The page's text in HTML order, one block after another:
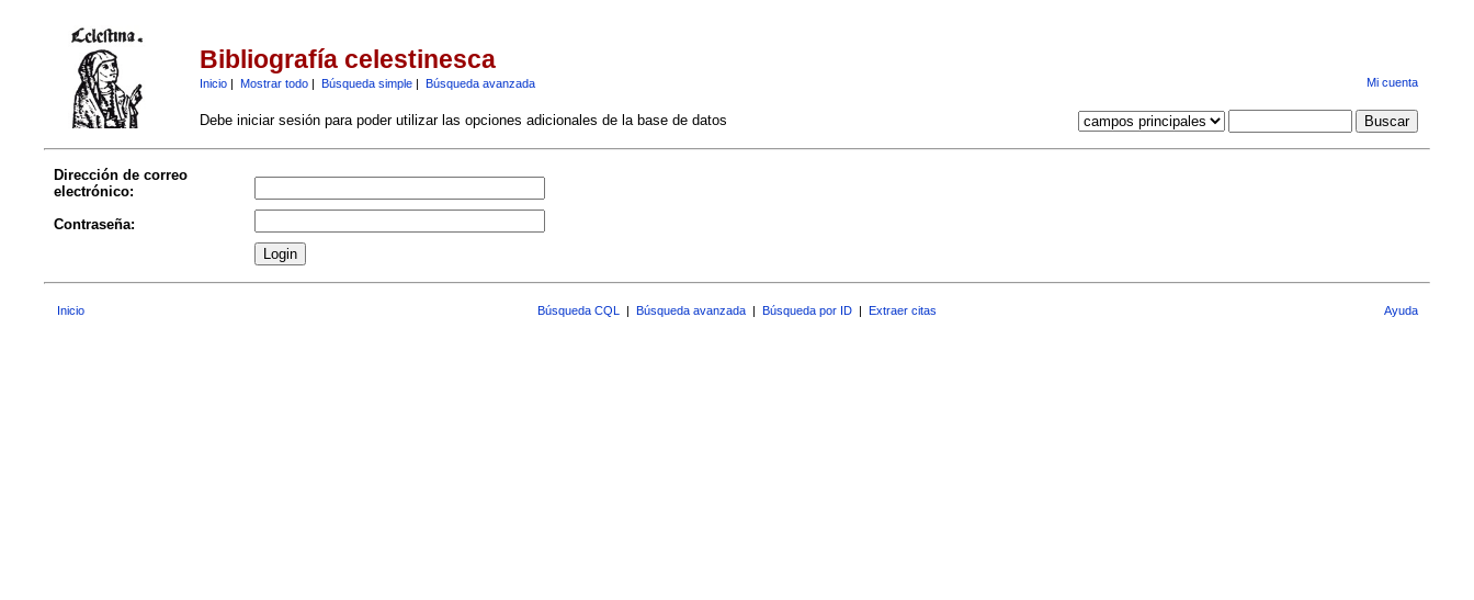
Bibliografía celestinesca
Inicio| Mostrar todo| Búsqueda simple| Búsqueda avanzada Mi cuenta
Debe iniciar sesión para poder utilizar las opciones adicionales de la base de datos
Dirección de correo
electrónico:
Contraseña:
Inicio Búsqueda CQL | Búsqueda avanzada | Búsqueda por ID | Extraer citas Ayuda